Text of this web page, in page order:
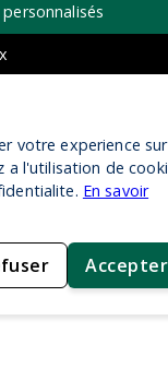
votre experience sur
a l'utilisation de
En savoir
Accepter